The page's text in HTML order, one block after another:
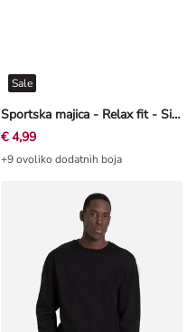
Sportska majica - Relax fit - Sivkasto bež
Sale
€ 4,99
+9 ovoliko dodatnih boja